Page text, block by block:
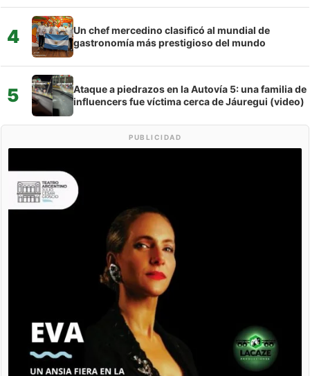
4
Un chef mercedino clasificó al mundial de
gastronomía más prestigioso del mundo
5
Ataque a piedrazos en la Autovía 5: una familia de
influencers fue víctima cerca de Jáuregui (video)
PUBLICIDAD